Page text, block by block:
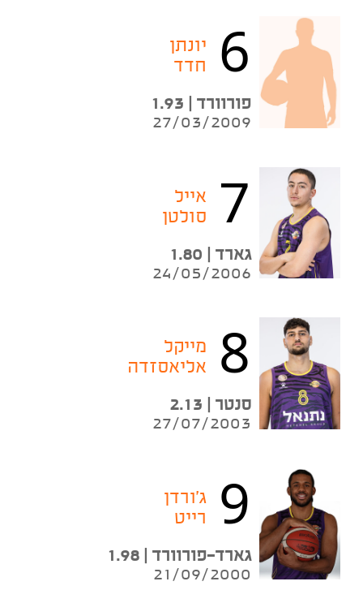
6
יונתן
חדד
פורוורד | 1.93
27/03/2009
7
אייל
סולטן
גארד | 1.80
24/05/2006
8
מייקל
אליאסזדה
סנטר | 2.13
27/07/2003
9
ג'ורדן
רייט
גארד-פורוורד | 1.98
21/09/2000